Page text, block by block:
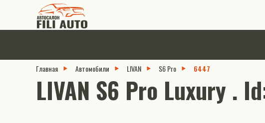
Главная Автомобили LIVAN S6 Pro 6447
LIVAN S6 Pro Luxury .